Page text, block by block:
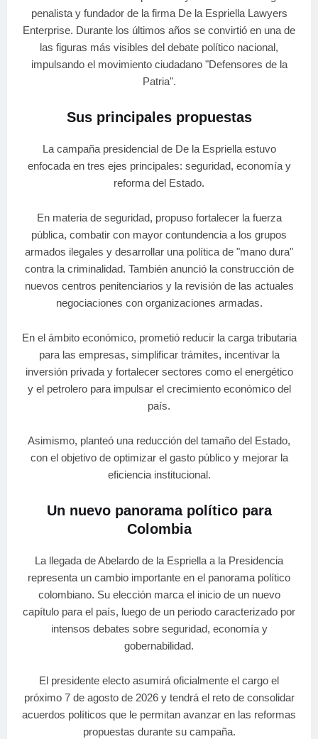
penalista y fundador de la firma De la Espriella Lawyers
Enterprise. Durante los últimos años se convirtió en una de
las figuras más visibles del debate político nacional,
impulsando el movimiento ciudadano "Defensores de la
Patria".
Sus principales propuestas
La campaña presidencial de De la Espriella estuvo
enfocada en tres ejes principales: seguridad, economía y
reforma del Estado.
En materia de seguridad, propuso fortalecer la fuerza
pública, combatir con mayor contundencia a los grupos
armados ilegales y desarrollar una política de "mano dura"
contra la criminalidad. También anunció la construcción de
nuevos centros penitenciarios y la revisión de las actuales
negociaciones con organizaciones armadas.
En el ámbito económico, prometió reducir la carga tributaria
para las empresas, simplificar trámites, incentivar la
inversión privada y fortalecer sectores como el energético
y el petrolero para impulsar el crecimiento económico del
país.
Asimismo, planteó una reducción del tamaño del Estado,
con el objetivo de optimizar el gasto público y mejorar la
eficiencia institucional.
Un nuevo panorama político para
Colombia
La llegada de Abelardo de la Espriella a la Presidencia
representa un cambio importante en el panorama político
colombiano. Su elección marca el inicio de un nuevo
capítulo para el país, luego de un periodo caracterizado por
intensos debates sobre seguridad, economía y
gobernabilidad.
El presidente electo asumirá oficialmente el cargo el
próximo 7 de agosto de 2026 y tendrá el reto de consolidar
acuerdos políticos que le permitan avanzar en las reformas
propuestas durante su campaña.